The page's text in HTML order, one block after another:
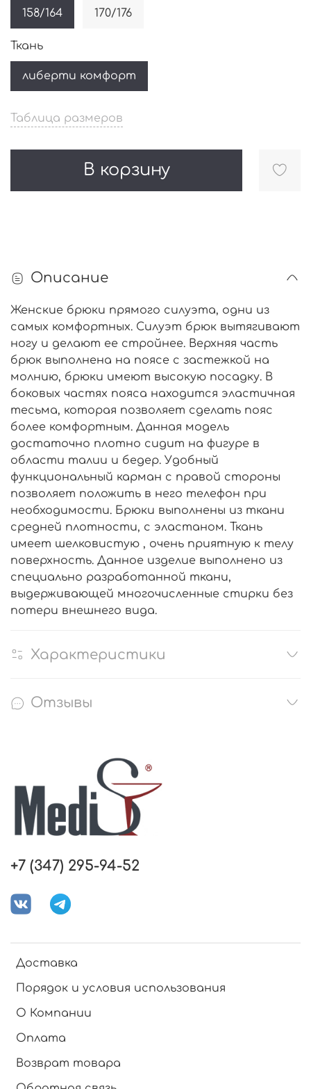
Таблица размеров
В корзину
158/164 170/176
Ткань
либерти комфорт
Описание
Женские брюки прямого силуэта, одни из
самых комфортных. Силуэт брюк вытягивают
ногу и делают ее стройнее. Верхняя часть
брюк выполнена на поясе с застежкой на
молнию, брюки имеют высокую посадку. В
боковых частях пояса находится эластичная
тесьма, которая позволяет сделать пояс
более комфортным. Данная модель
достаточно плотно сидит на фигуре в
области талии и бедер. Удобный
функциональный карман с правой стороны
позволяет положить в него телефон при
необходимости. Брюки выполнены из ткани
средней плотности, с эластаном. Ткань
имеет шелковистую , очень приятную к телу
поверхность. Данное изделие выполнено из
специально разработанной ткани,
выдерживающей многочисленные стирки без
потери внешнего вида.
Характеристики
Отзывы
Доставка
Порядок и условия использования
О Компании
Оплата
Возврат товара
+7 (347) 295-94-52